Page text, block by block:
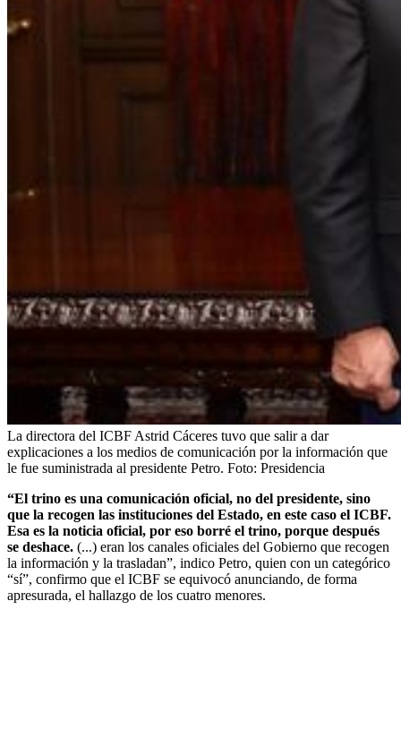
La directora del ICBF Astrid Cáceres tuvo que salir a dar
explicaciones a los medios de comunicación por la información que
le fue suministrada al presidente Petro. Foto: Presidencia
“El trino es una comunicación oficial, no del presidente, sino
que la recogen las instituciones del Estado, en este caso el ICBF.
Esa es la noticia oficial, por eso borré el trino, porque después
se deshace. (...) eran los canales oficiales del Gobierno que recogen
la información y la trasladan”, indico Petro, quien con un categórico
“sí”, confirmo que el ICBF se equivocó anunciando, de forma
apresurada, el hallazgo de los cuatro menores.